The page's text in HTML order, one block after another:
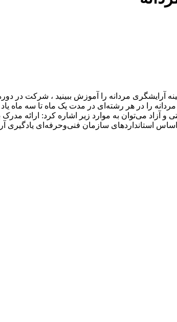
مردانه که کامل باشد و از 0 تا 100 همه مطالب در زمینه آرایشگری
را در هر رشته‌ای در مدت یک ماه تا سه ماه
می‌توان به موارد زیر اشاره کرد: ارائه مدرک
استانداردهای سازمان فنی‌وحرفه‌ای